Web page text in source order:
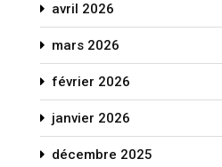
avril 2026
mars 2026
février 2026
janvier 2026
décembre 2025